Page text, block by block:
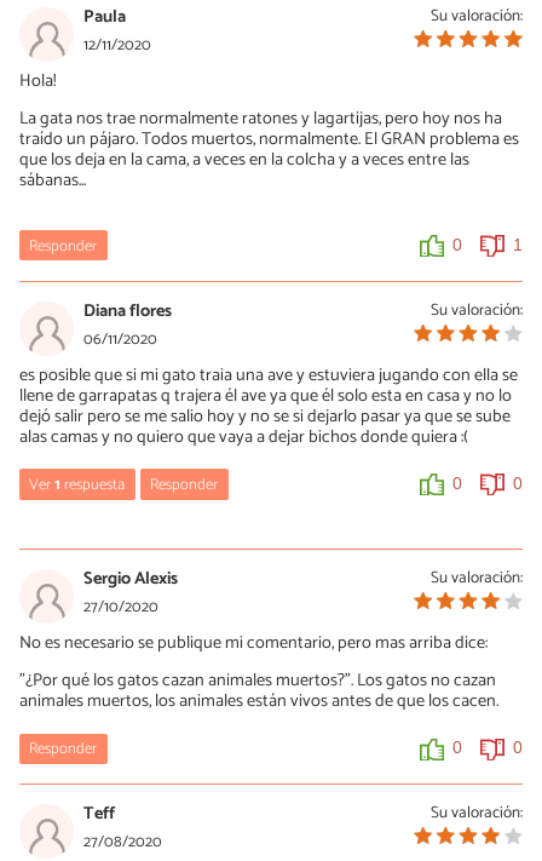
Su valoración:
Paula
12/11/2020
Hola!
La gata nos trae normalmente ratones y lagartijas, pero hoy nos ha
traído un pájaro. Todos muertos, normalmente. El GRAN problema es
que los deja en la cama, a veces en la colcha y a veces entre las
sábanas...
Responder 0 1
Su valoración:
Diana flores
06/11/2020
es posible que si mi gato traia una ave y estuviera jugando con ella se
llene de garrapatas q trajera él ave ya que él solo esta en casa y no lo
dejó salir pero se me salio hoy y no se si dejarlo pasar ya que se sube
alas camas y no quiero que vaya a dejar bichos donde quiera :(
Ver1respuesta Responder 0 0
14/01/2021
Pues no creo pero cuando sea así tira de inmediato el animal que
caso y limpia muy bien dónde lo dejo muerto con mucho clarasol
Su valoración:
Sergio Alexis
27/10/2020
No es necesario se publique mi comentario, pero mas arriba dice:
"¿Por qué los gatos cazan animales muertos?". Los gatos no cazan
animales muertos, los animales están vivos antes de que los cacen.
Responder 0 0
Su valoración:
Teff
27/08/2020